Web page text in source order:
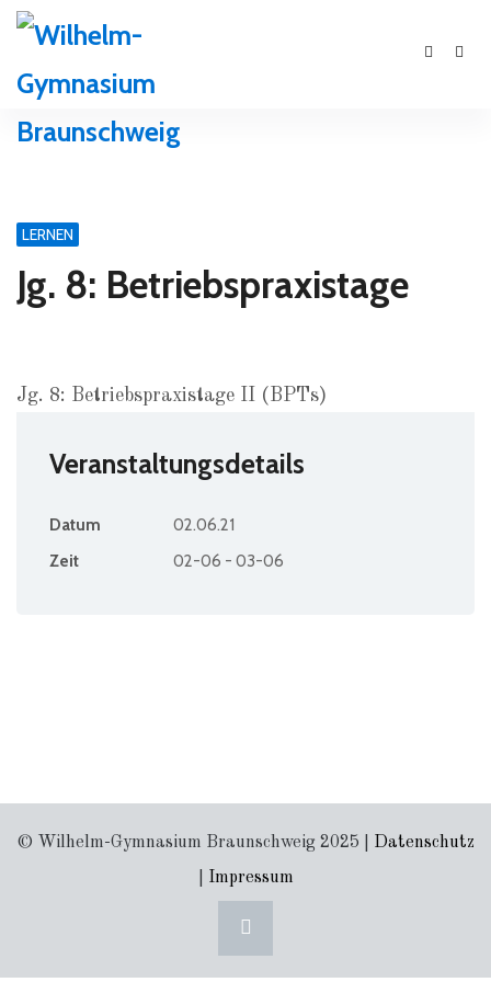
LERNEN
Jg. 8: Betriebspraxistage
Jg. 8: Betriebspraxistage II (BPTs)
Veranstaltungsdetails
Datum
02.06.21
Zeit
02-06 - 03-06
© Wilhelm-Gymnasium Braunschweig 2025 | Datenschutz
Impressum